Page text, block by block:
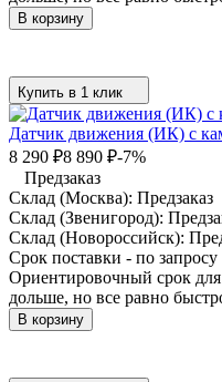
В корзину
Купить в 1 клик
Датчик движения (ИК) с
8 290 ₽8 890 ₽-7%
Предзаказ
Склад (Москва): Предзаказ
Склад (Звенигород):
Склад (Новороссийск):
Срок поставки - по запросу
Ориентировочный срок
дольше, но все равно
В корзину